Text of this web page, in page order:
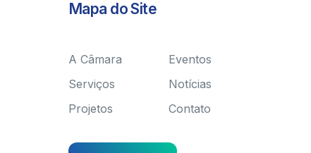
Mapa do Site
A Câmara
Serviços
Projetos
Eventos
Notícias
Contato